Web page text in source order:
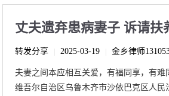
丈夫遗弃患病妻子 诉请扶
转发分享 2025-03-19 金乡律师
夫妻之间本应相互关爱，有福同享，有
维吾尔自治区乌鲁木齐市沙依巴克区人